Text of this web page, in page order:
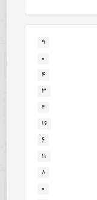
۹
۰
۴
۳
۴
۱۶
۶
۱۱
۸
۰